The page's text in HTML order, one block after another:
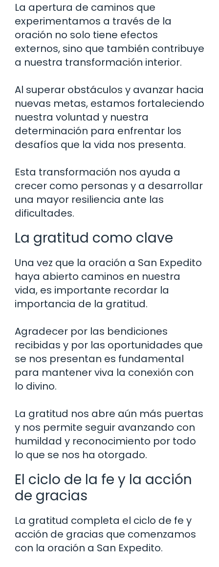
La apertura de caminos que
experimentamos a través de la
oración no solo tiene efectos
externos, sino que también contribuye
a nuestra transformación interior.
Al superar obstáculos y avanzar hacia
nuevas metas, estamos fortaleciendo
nuestra voluntad y nuestra
determinación para enfrentar los
desafíos que la vida nos presenta.
Esta transformación nos ayuda a
crecer como personas y a desarrollar
una mayor resiliencia ante las
dificultades.
La gratitud como clave
Una vez que la oración a San Expedito
haya abierto caminos en nuestra
vida, es importante recordar la
importancia de la gratitud.
Agradecer por las bendiciones
recibidas y por las oportunidades que
se nos presentan es fundamental
para mantener viva la conexión con
lo divino.
La gratitud nos abre aún más puertas
y nos permite seguir avanzando con
humildad y reconocimiento por todo
lo que se nos ha otorgado.
El ciclo de la fe y la acción
de gracias
La gratitud completa el ciclo de fe y
acción de gracias que comenzamos
con la oración a San Expedito.